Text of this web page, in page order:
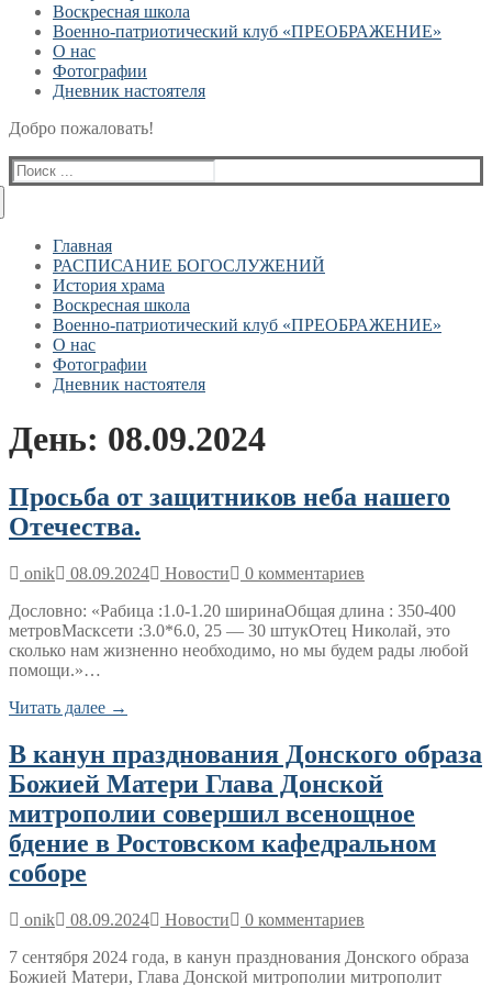
Воскресная школа
Военно-патриотический клуб «ПРЕОБРАЖЕНИЕ»
О нас
Фотографии
Дневник настоятеля
Добро пожаловать!
Найти:
Главная
РАСПИСАНИЕ БОГОСЛУЖЕНИЙ
История храма
Воскресная школа
Военно-патриотический клуб «ПРЕОБРАЖЕНИЕ»
О нас
Фотографии
Дневник настоятеля
День: 08.09.2024
Просьба от защитников неба нашего
Отечества.
onik 08.09.2024 Новости
0 комментариев
Дословно: «Рабица :1.0-1.20 ширинаОбщая длина : 350-400
метровМасксети :3.0*6.0, 25 — 30 штукОтец Николай, это
сколько нам жизненно необходимо, но мы будем рады любой
помощи.»…
Читать далее →
В канун празднования Донского образа
Божией Матери Глава Донской
митрополии совершил всенощное
бдение в Ростовском кафедральном
соборе
onik 08.09.2024 Новости
0 комментариев
7 сентября 2024 года, в канун празднования Донского образа
Божией Матери, Глава Донской митрополии митрополит